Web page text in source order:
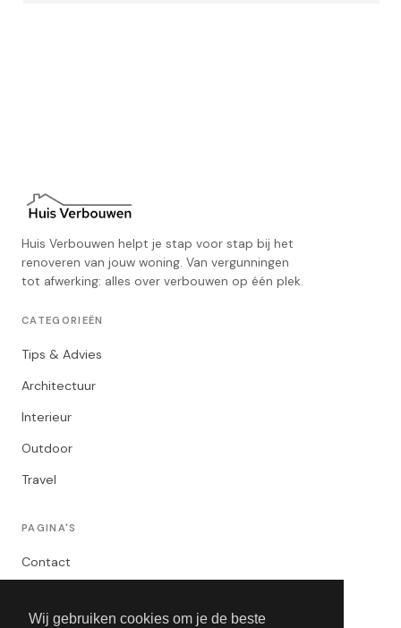
Wij gebruiken cookies om je de beste
Huis Verbouwen helpt je stap voor stap bij het
renoveren van jouw woning. Van vergunningen
tot afwerking: alles over verbouwen op één plek.
CATEGORIEËN
Tips & Advies
Architectuur
Interieur
Outdoor
Travel
PAGINA'S
Contact
Algemene Voorwaarden